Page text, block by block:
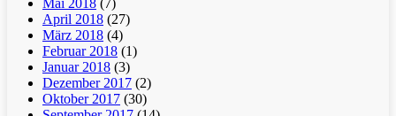
Mai 2018 (7)
April 2018 (27)
März 2018 (4)
Februar 2018 (1)
Januar 2018 (3)
Dezember 2017 (2)
Oktober 2017 (30)